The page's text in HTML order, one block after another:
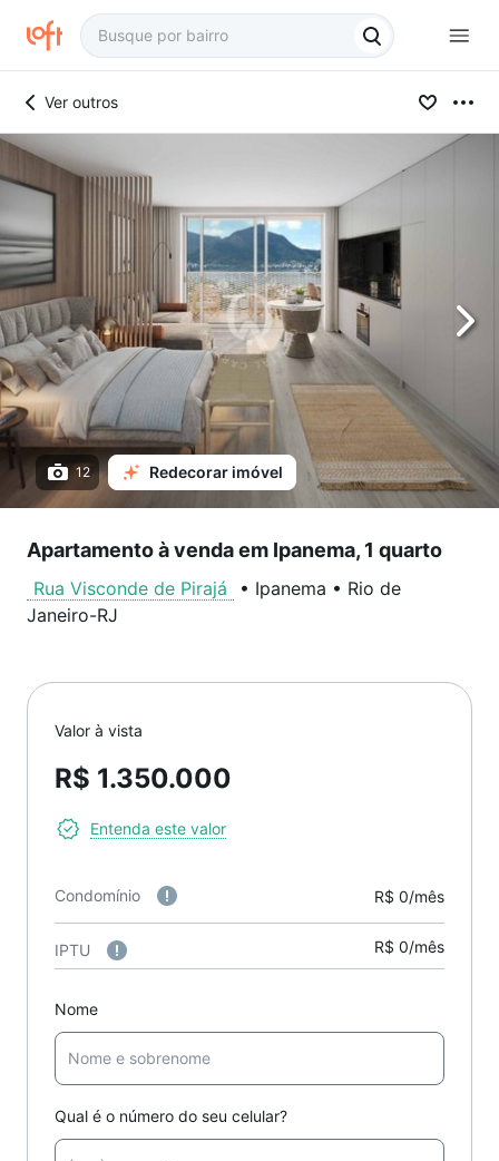
Ver outros
12 Redecorar imóvel
Apartamento à venda em Ipanema, 1 quarto
Rua Visconde de Pirajá • Ipanema • Rio de
Janeiro-RJ
Valor à vista
R$ 1.350.000
Entenda este valor
Condomínio R$ 0/mês
IPTU R$ 0/mês
Nome
Qual é o número do seu celular?